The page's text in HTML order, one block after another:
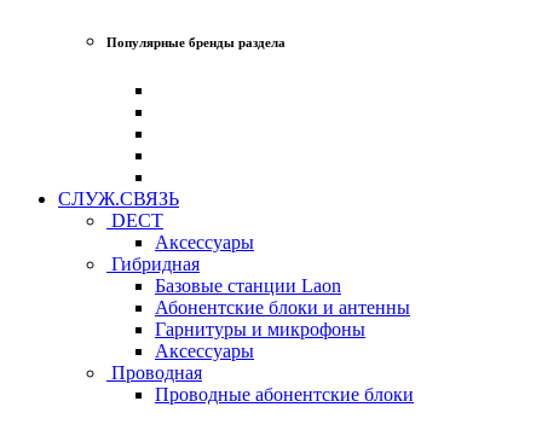
Популярные бренды раздела
СЛУЖ.СВЯЗЬ
DECT
Аксессуары
Гибридная
Базовые станции Laon
Абонентские блоки и антенны
Гарнитуры и микрофоны
Аксессуары
Проводная
Проводные абонентские блоки